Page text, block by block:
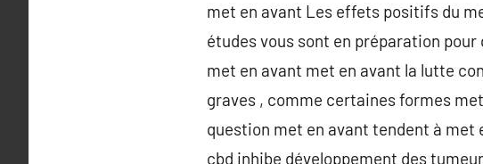
met en avant Les effets positifs du
études vous sont en préparation
met en avant met en avant la lutte
graves , comme certaines formes
question met en avant tendent à met
cbd inhibe développement des